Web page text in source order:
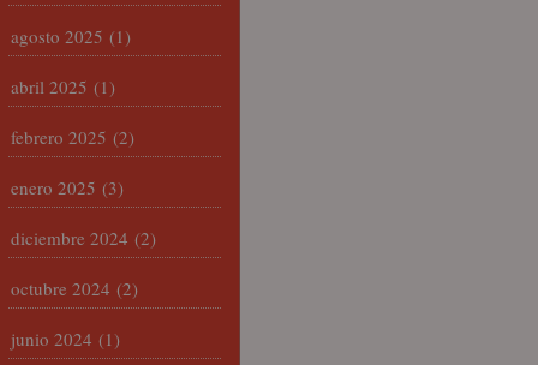
agosto 2025 (1)
abril 2025 (1)
febrero 2025 (2)
enero 2025 (3)
diciembre 2024 (2)
octubre 2024 (2)
junio 2024 (1)